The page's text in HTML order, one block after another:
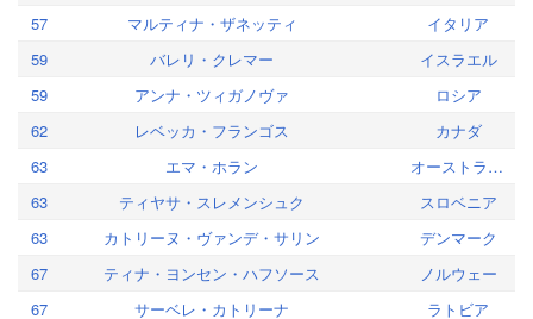
57
マルティナ・ザネッティ
イタリア
59
バレリ・クレマー
イスラエル
59
アンナ・ツィガノヴァ
ロシア
62
レベッカ・フランゴス
カナダ
63
エマ・ホラン
オーストラリア
63
ティヤサ・スレメンシュク
スロベニア
63
カトリーヌ・ヴァンデ・サリン
デンマーク
67
ティナ・ヨンセン・ハフソース
ノルウェー
67
サーベレ・カトリーナ
ラトビア